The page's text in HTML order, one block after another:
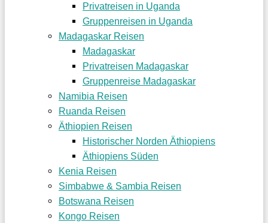
Privatreisen in Uganda
Gruppenreisen in Uganda
Madagaskar Reisen
Madagaskar
Privatreisen Madagaskar
Gruppenreise Madagaskar
Namibia Reisen
Ruanda Reisen
Äthiopien Reisen
Historischer Norden Äthiopiens
Äthiopiens Süden
Kenia Reisen
Simbabwe & Sambia Reisen
Botswana Reisen
Kongo Reisen